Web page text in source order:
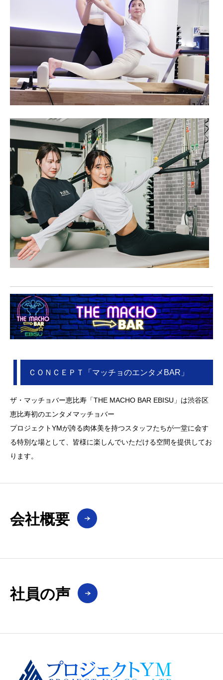
ＣＯＮＣＥＰＴ「マッチョのエンタメBAR」
ザ・マッチョバー恵比寿「THE MACHO BAR EBISU」は渋谷区
恵比寿初のエンタメマッチョバー
プロジェクトYMが誇る肉体美を持つスタッフたちが一堂に会す
る特別な場として、皆様に楽しんでいただける空間を提供してお
ります。
会社概要
社員の声